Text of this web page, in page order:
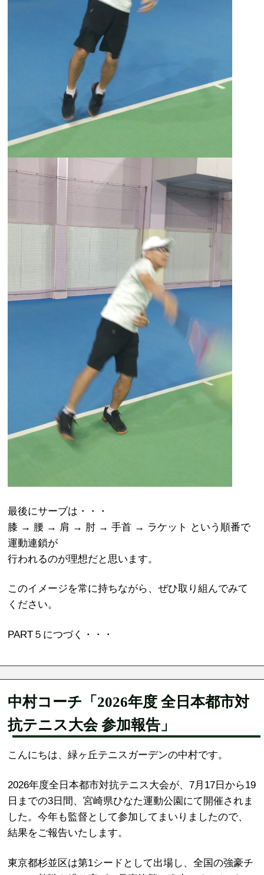
最後にサーブは・・・
膝 → 腰 → 肩 → 肘 → 手首 → ラケット という順番で
運動連鎖が
行われるのが理想だと思います。
このイメージを常に持ちながら、ぜひ取り組んでみて
ください。
PART５につづく・・・
中村コーチ「2026年度 全日本都市対
抗テニス大会 参加報告」
こんにちは、緑ヶ丘テニスガーデンの中村です。
2026年度全日本都市対抗テニス大会が、7月17日から19
日までの3日間、宮崎県ひなた運動公園にて開催されま
した。今年も監督として参加してまいりましたので、
結果をご報告いたします。
東京都杉並区は第1シードとして出場し、全国の強豪チ